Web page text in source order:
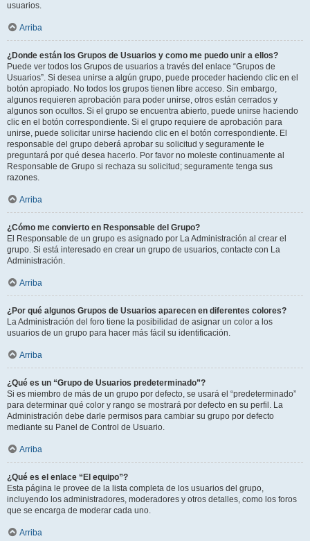
usuarios.
Arriba
¿Donde están los Grupos de Usuarios y como me puedo unir a ellos?
Puede ver todos los Grupos de usuarios a través del enlace “Grupos de
Usuarios”. Si desea unirse a algún grupo, puede proceder haciendo clic en el
botón apropiado. No todos los grupos tienen libre acceso. Sin embargo,
algunos requieren aprobación para poder unirse, otros están cerrados y
algunos son ocultos. Si el grupo se encuentra abierto, puede unirse haciendo
clic en el botón correspondiente. Si el grupo requiere de aprobación para
unirse, puede solicitar unirse haciendo clic en el botón correspondiente. El
responsable del grupo deberá aprobar su solicitud y seguramente le
preguntará por qué desea hacerlo. Por favor no moleste continuamente al
Responsable de Grupo si rechaza su solicitud; seguramente tenga sus
razones.
Arriba
¿Cómo me convierto en Responsable del Grupo?
El Responsable de un grupo es asignado por La Administración al crear el
grupo. Si está interesado en crear un grupo de usuarios, contacte con La
Administración.
Arriba
¿Por qué algunos Grupos de Usuarios aparecen en diferentes colores?
La Administración del foro tiene la posibilidad de asignar un color a los
usuarios de un grupo para hacer más fácil su identificación.
Arriba
¿Qué es un “Grupo de Usuarios predeterminado”?
Si es miembro de más de un grupo por defecto, se usará el “predeterminado”
para determinar qué color y rango se mostrará por defecto en su perfil. La
Administración debe darle permisos para cambiar su grupo por defecto
mediante su Panel de Control de Usuario.
Arriba
¿Qué es el enlace “El equipo”?
Esta página le provee de la lista completa de los usuarios del grupo,
incluyendo los administradores, moderadores y otros detalles, como los foros
que se encarga de moderar cada uno.
Arriba